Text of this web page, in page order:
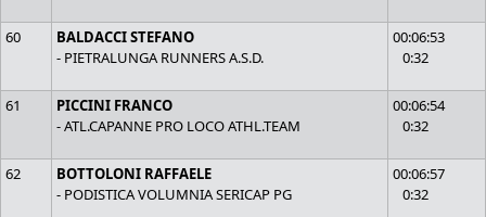
60
BALDACCI STEFANO
- PIETRALUNGA RUNNERS A.S.D.
00:06:53
0:32
61
PICCINI FRANCO
- ATL.CAPANNE PRO LOCO ATHL.TEAM
00:06:54
0:32
62
BOTTOLONI RAFFAELE
- PODISTICA VOLUMNIA SERICAP PG
00:06:57
0:32